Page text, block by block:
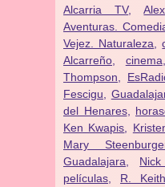
Alcarria TV,
Aventuras.
Vejez. Naturaleza ,
Alcarreño
cinema
Thompson
Fescigu
del Henares,
Ken Kwapis
Mary
Guadalajara
películas
R.